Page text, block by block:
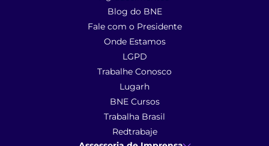
Blog do BNE
Fale com o Presidente
Onde Estamos
LGPD
Trabalhe Conosco
Lugarh
BNE Cursos
Trabalha Brasil
Redtrabaje